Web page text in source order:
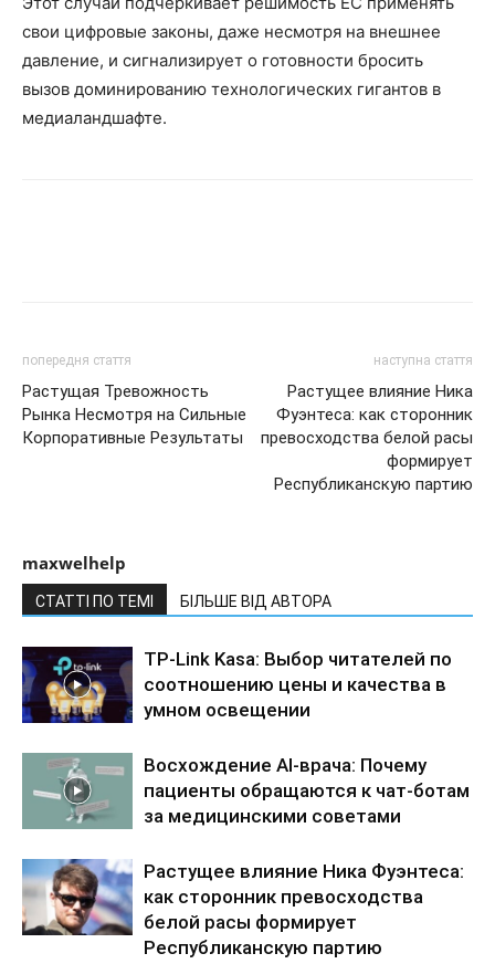
свои цифровые законы, даже несмотря на внешнее
давление, и сигнализирует о готовности бросить
вызов доминированию технологических гигантов в
медиаландшафте.
попередня стаття
Растущая Тревожность
Рынка Несмотря на Сильные
Корпоративные Результаты
наступна стаття
Растущее влияние Ника
Фуэнтеса: как сторонник
превосходства белой расы
формирует
Республиканскую партию
maxwelhelp
СТАТТІ ПО ТЕМІ БІЛЬШЕ ВІД АВТОРА
TP-Link Kasa: Выбор читателей по
соотношению цены и качества в
умном освещении
Восхождение AI-врача: Почему
пациенты обращаются к чат-ботам
за медицинскими советами
Растущее влияние Ника Фуэнтеса:
как сторонник превосходства
белой расы формирует
Республиканскую партию